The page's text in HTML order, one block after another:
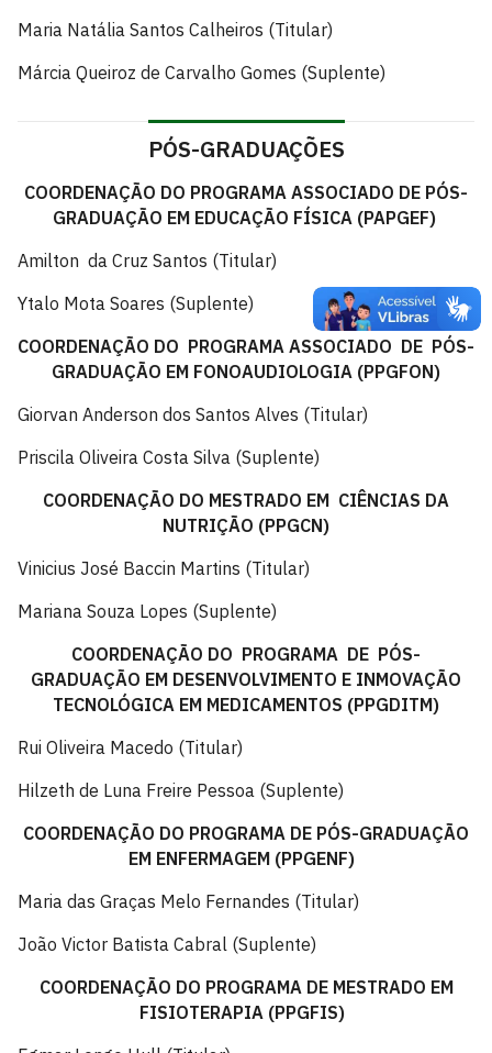
Maria Natália Santos Calheiros (Titular)
Márcia Queiroz de Carvalho Gomes (Suplente)
PÓS-GRADUAÇÕES
COORDENAÇÃO DO PROGRAMA ASSOCIADO DE PÓS-
GRADUAÇÃO EM EDUCAÇÃO FÍSICA (PAPGEF)
Amilton da Cruz Santos (Titular)
Ytalo Mota Soares (Suplente)
COORDENAÇÃO DO PROGRAMA ASSOCIADO DE PÓS-
GRADUAÇÃO EM FONOAUDIOLOGIA (PPGFON)
Giorvan Anderson dos Santos Alves (Titular)
Priscila Oliveira Costa Silva (Suplente)
COORDENAÇÃO DO MESTRADO EM CIÊNCIAS DA
NUTRIÇÃO (PPGCN)
Vinicius José Baccin Martins (Titular)
Mariana Souza Lopes (Suplente)
COORDENAÇÃO DO PROGRAMA DE PÓS-
GRADUAÇÃO EM DESENVOLVIMENTO E INMOVAÇÃO
TECNOLÓGICA EM MEDICAMENTOS (PPGDITM)
Rui Oliveira Macedo (Titular)
Hilzeth de Luna Freire Pessoa (Suplente)
COORDENAÇÃO DO PROGRAMA DE PÓS-GRADUAÇÃO
EM ENFERMAGEM (PPGENF)
Maria das Graças Melo Fernandes (Titular)
João Victor Batista Cabral (Suplente)
COORDENAÇÃO DO PROGRAMA DE MESTRADO EM
FISIOTERAPIA (PPGFIS)